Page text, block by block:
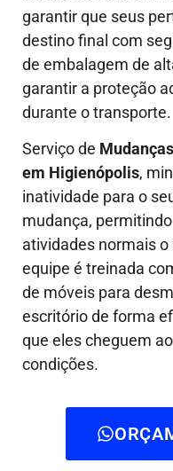
garantir que seus
destino final com
de embalagem de
garantir a proteção
durante o transporte.
Serviço de
em Higienópolis,
inatividade para o
mudança,
atividades normais
equipe é treinada
de móveis para
escritório de forma
que eles cheguem
condições.